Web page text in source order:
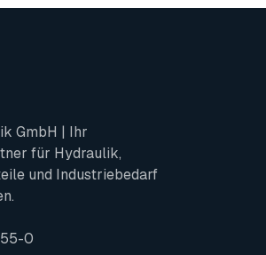
GmbH | Ihr
für Hydraulik,
und Industriebedarf
0